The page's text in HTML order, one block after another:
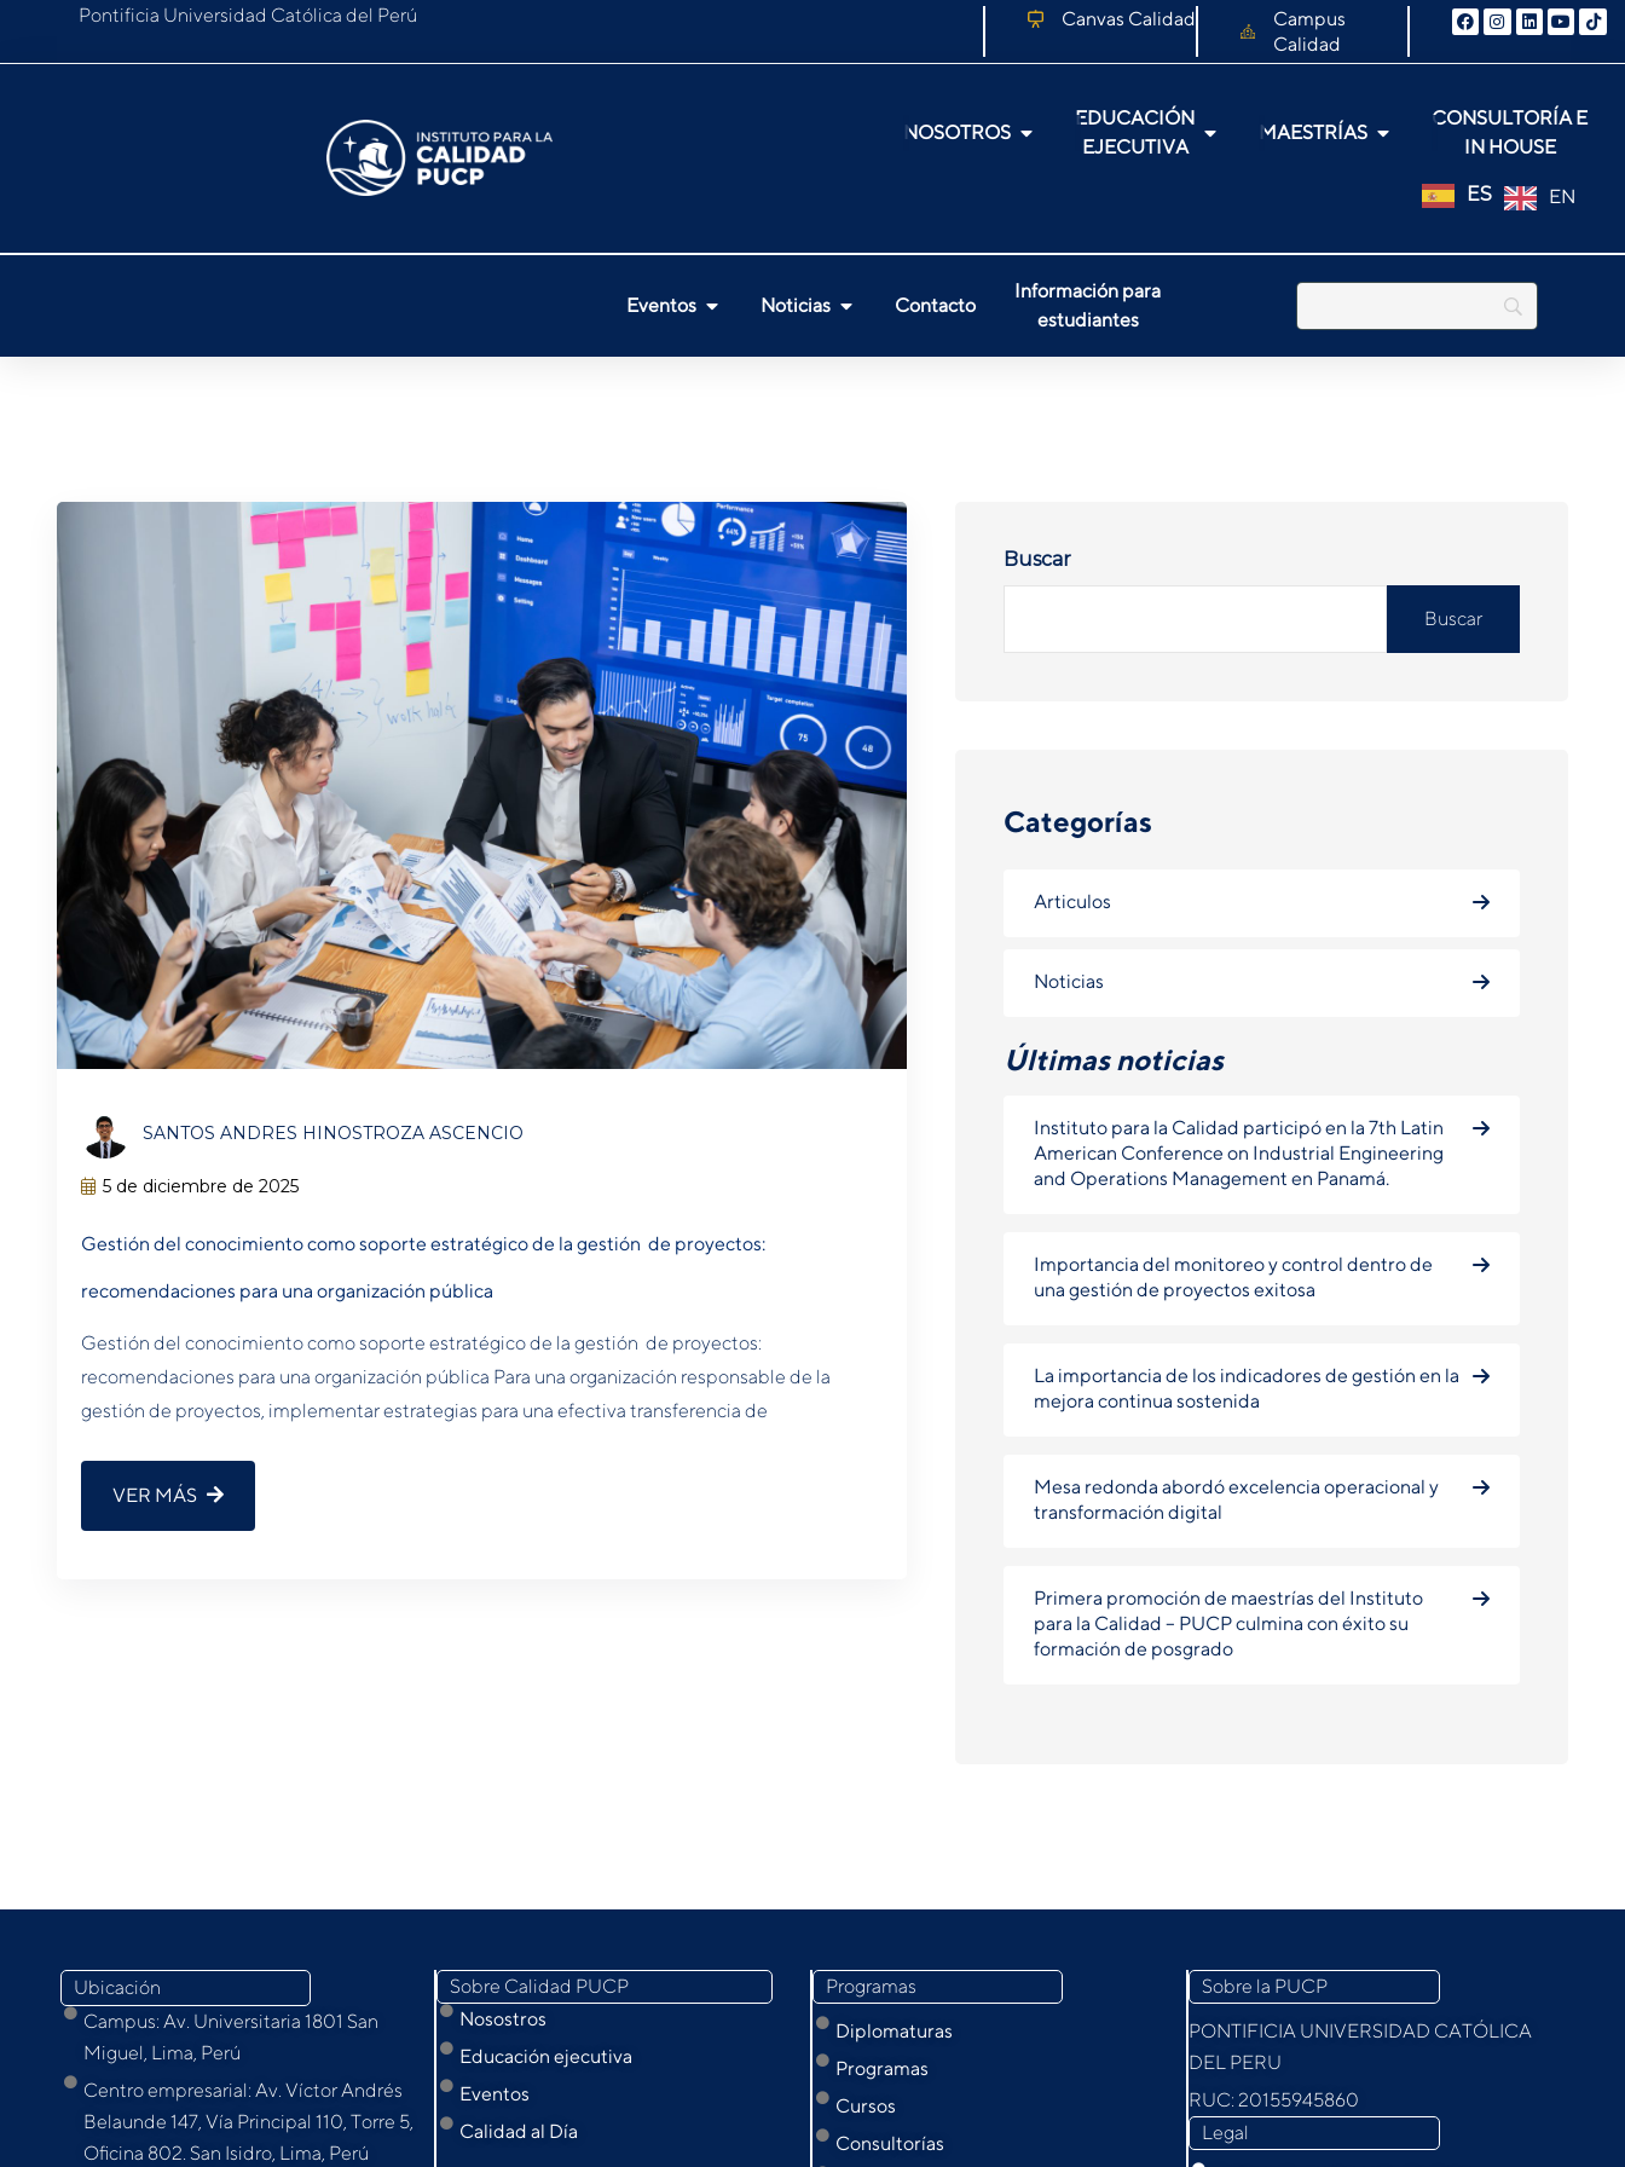
Pontificia Universidad Católica del Perú Canvas Calidad
Campus
Calidad
NOSOTROS
EDUCACIÓN
EJECUTIVA
MAESTRÍAS
CONSULTORÍA E
IN HOUSE
ES EN
Eventos Noticias Contacto
Información para
estudiantes
SANTOS ANDRES HINOSTROZA ASCENCIO
5 de diciembre de 2025
Gestión del conocimiento como soporte estratégico de la gestión de proyectos:
recomendaciones para una organización pública
Gestión del conocimiento como soporte estratégico de la gestión de proyectos:
recomendaciones para una organización pública Para una organización responsable de la
gestión de proyectos, implementar estrategias para una efectiva transferencia de
VER MÁS
Buscar
Buscar
Categorías
Articulos
Noticias
Últimas noticias
Instituto para la Calidad participó en la 7th Latin
American Conference on Industrial Engineering
and Operations Management en Panamá.
Importancia del monitoreo y control dentro de
una gestión de proyectos exitosa
La importancia de los indicadores de gestión en la
mejora continua sostenida
Mesa redonda abordó excelencia operacional y
transformación digital
Primera promoción de maestrías del Instituto
para la Calidad – PUCP culmina con éxito su
formación de posgrado
Ubicación
Campus: Av. Universitaria 1801 San
Miguel, Lima, Perú
Centro empresarial: Av. Víctor Andrés
Belaunde 147, Vía Principal 110, Torre 5,
Oﬁcina 802. San Isidro, Lima, Perú
Sobre Calidad PUCP
Nosostros
Educación ejecutiva
Eventos
Calidad al Día
Programas
Diplomaturas
Programas
Cursos
Consultorías
Sobre la PUCP
PONTIFICIA UNIVERSIDAD CATÓLICA
DEL PERU
RUC: 20155945860
Legal